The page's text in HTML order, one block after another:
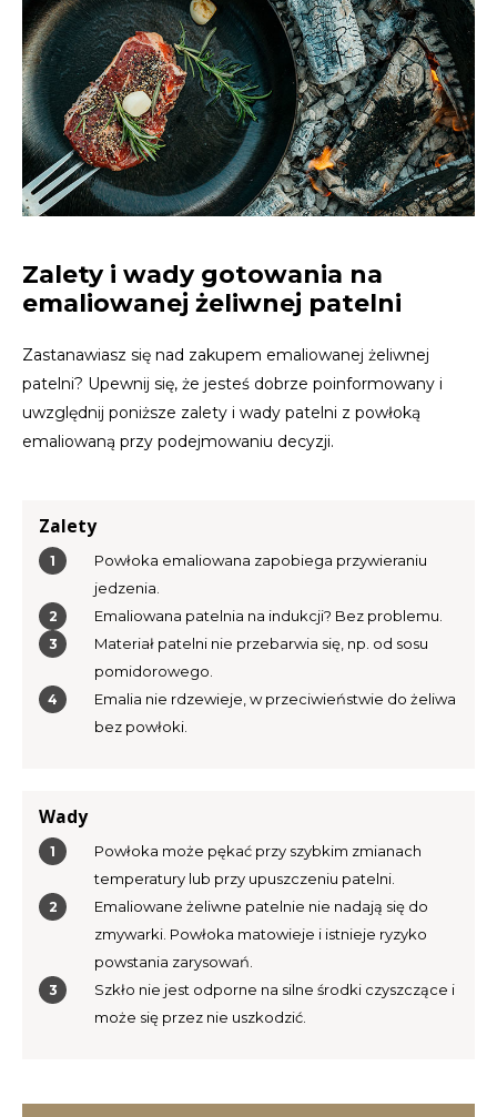
Zalety i wady gotowania na
emaliowanej żeliwnej patelni
Zastanawiasz się nad zakupem emaliowanej żeliwnej
patelni? Upewnij się, że jesteś dobrze poinformowany i
uwzględnij poniższe zalety i wady patelni z powłoką
emaliowaną przy podejmowaniu decyzji.
Zalety
Powłoka emaliowana zapobiega przywieraniu
jedzenia.
Emaliowana patelnia na indukcji? Bez problemu.
Materiał patelni nie przebarwia się, np. od sosu
pomidorowego.
Emalia nie rdzewieje, w przeciwieństwie do żeliwa
bez powłoki.
Wady
Powłoka może pękać przy szybkim zmianach
temperatury lub przy upuszczeniu patelni.
Emaliowane żeliwne patelnie nie nadają się do
zmywarki. Powłoka matowieje i istnieje ryzyko
powstania zarysowań.
Szkło nie jest odporne na silne środki czyszczące i
może się przez nie uszkodzić.